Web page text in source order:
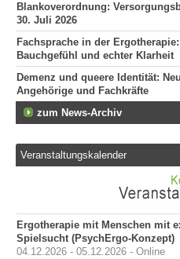
Blankoverordnung:
30. Juli 2026
Fachsprache in der
Bauchgefühl und echter Klarheit
Demenz und queere Identität:
Angehörige und Fachkräfte
zum News-Archiv
Veranstaltungskalender
Ergotherapie mit Menschen mit
Spielsucht (PsychErgo-Konzept)
04.12.2026 - 05.12.2026 - Online